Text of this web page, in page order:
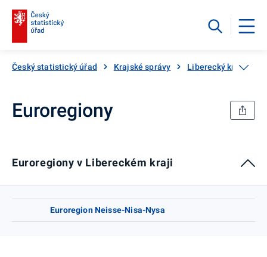
Český statistický úřad Krajské správy Liberecký kraj
Euroregiony
Euroregiony v Libereckém kraji
Euroregion Neisse-Nisa-Nysa